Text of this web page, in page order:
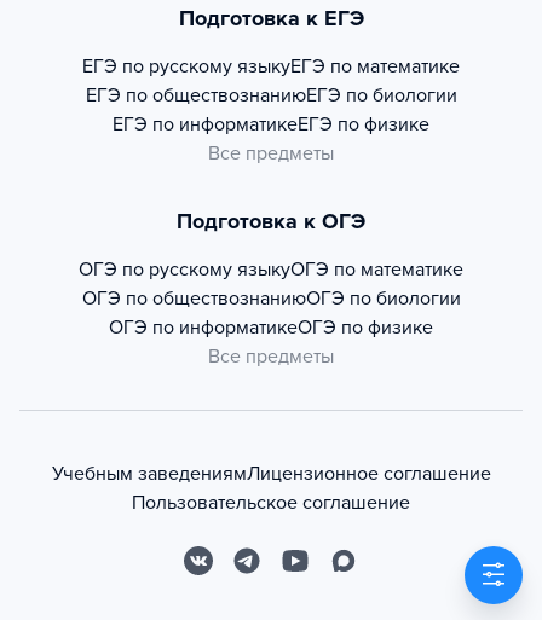
Подготовка к ЕГЭ
ЕГЭ по русскому языкуЕГЭ по математике
ЕГЭ по обществознаниюЕГЭ по биологии
ЕГЭ по информатикеЕГЭ по физике
Все предметы
Подготовка к ОГЭ
ОГЭ по русскому языкуОГЭ по математике
ОГЭ по обществознаниюОГЭ по биологии
ОГЭ по информатикеОГЭ по физике
Все предметы
Учебным заведениямЛицензионное соглашение
Пользовательское соглашение